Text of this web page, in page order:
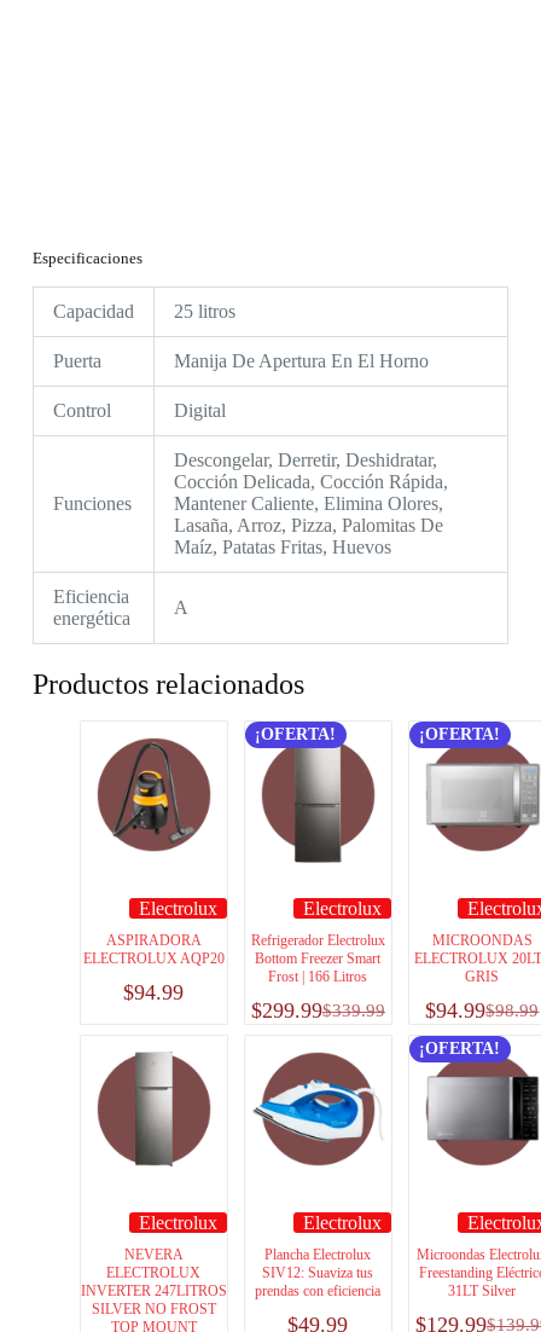
Especificaciones
Capacidad 25 litros
Puerta Manija De Apertura En El Horno
Control Digital
Funciones
Descongelar, Derretir, Deshidratar,
Cocción Delicada, Cocción Rápida,
Mantener Caliente, Elimina Olores,
Lasaña, Arroz, Pizza, Palomitas De
Maíz, Patatas Fritas, Huevos
Eficiencia
energética
A
Productos relacionados
Electrolux
ASPIRADORA
ELECTROLUX AQP20
$94.99
¡OFERTA!
Electrolux
Refrigerador Electrolux
Bottom Freezer Smart
Frost | 166 Litros
$339.99
$299.99
¡OFERTA!
MICROONDAS
ELECTROLUX
GRIS
$98.99
$94.99
Electrolux
NEVERA
ELECTROLUX
INVERTER 247LITROS
SILVER NO FROST
TOP MOUNT
Electrolux
Plancha Electrolux
SIV12: Suaviza tus
prendas con eficiencia
$49.99
¡OFERTA!
Microondas
Freestanding
31LT Silver
$
$129.99